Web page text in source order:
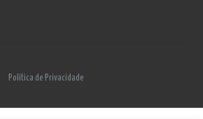
Política de Privacidade